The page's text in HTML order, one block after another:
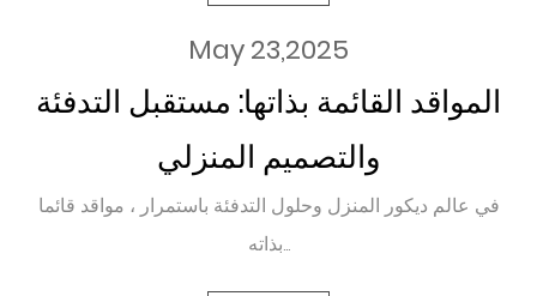
May 23,2025
المواقد القائمة بذاتها: مستقبل التدفئة
والتصميم المنزلي
في عالم ديكور المنزل وحلول التدفئة باستمرار ، مواقد قائما
بذاته...